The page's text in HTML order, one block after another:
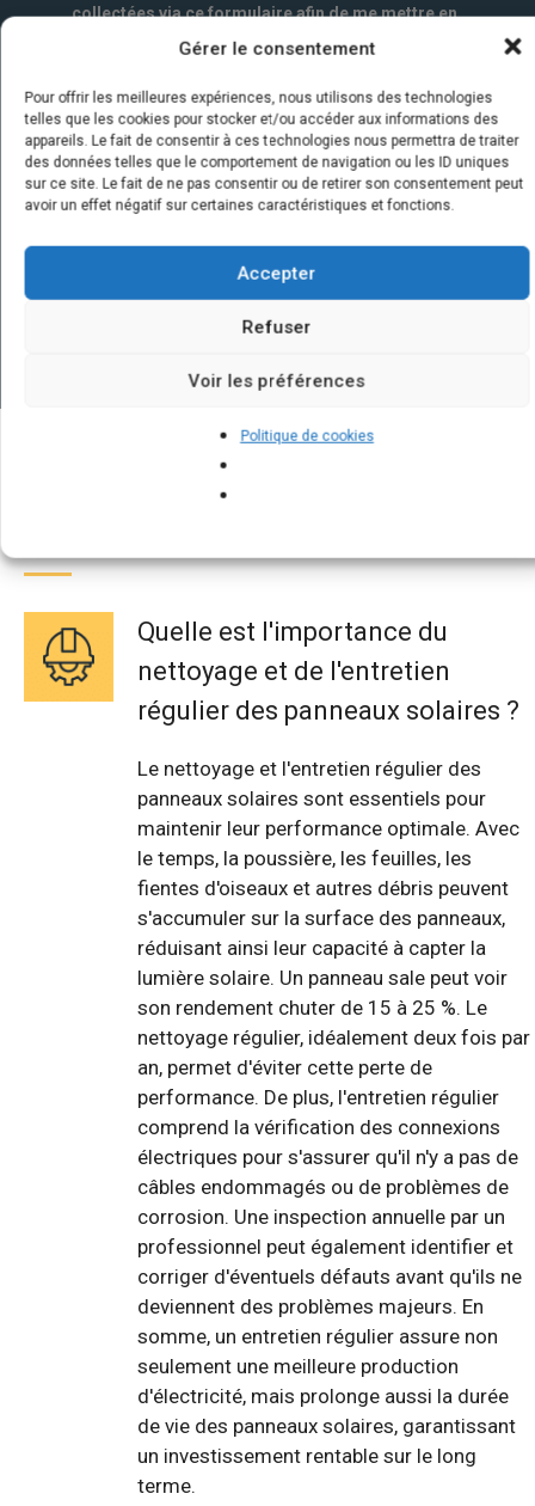
Gérer le consentement
Pour offrir les meilleures expériences, nous utilisons des technologies
telles que les cookies pour stocker et/ou accéder aux informations des
appareils. Le fait de consentir à ces technologies nous permettra de traiter
des données telles que le comportement de navigation ou les ID uniques
sur ce site. Le fait de ne pas consentir ou de retirer son consentement peut
avoir un effet négatif sur certaines caractéristiques et fonctions.
Accepter
Refuser
Voir les préférences
Politique de cookies
collectées via ce formulaire afin de me mettre en
relation avec l'artisan choisi. Elles sont conservées
un an par la société Marketizi SAS et destinées au
Quelques infos sur nos centrales
Quelle est l'importance du
nettoyage et de l'entretien
régulier des panneaux solaires ?
Le nettoyage et l'entretien régulier des
panneaux solaires sont essentiels pour
maintenir leur performance optimale. Avec
le temps, la poussière, les feuilles, les
fientes d'oiseaux et autres débris peuvent
s'accumuler sur la surface des panneaux,
réduisant ainsi leur capacité à capter la
lumière solaire. Un panneau sale peut voir
son rendement chuter de 15 à 25 %. Le
nettoyage régulier, idéalement deux fois par
an, permet d'éviter cette perte de
performance. De plus, l'entretien régulier
comprend la vérification des connexions
électriques pour s'assurer qu'il n'y a pas de
câbles endommagés ou de problèmes de
corrosion. Une inspection annuelle par un
professionnel peut également identifier et
corriger d'éventuels défauts avant qu'ils ne
deviennent des problèmes majeurs. En
somme, un entretien régulier assure non
seulement une meilleure production
d'électricité, mais prolonge aussi la durée
de vie des panneaux solaires, garantissant
un investissement rentable sur le long
terme.